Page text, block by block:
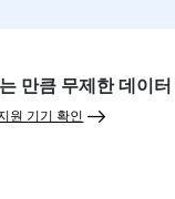
만큼 무제한 데이터
원 기기 확인